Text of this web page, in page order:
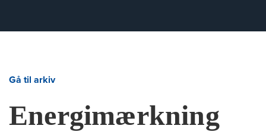
Gå til arkiv
Energimærkning